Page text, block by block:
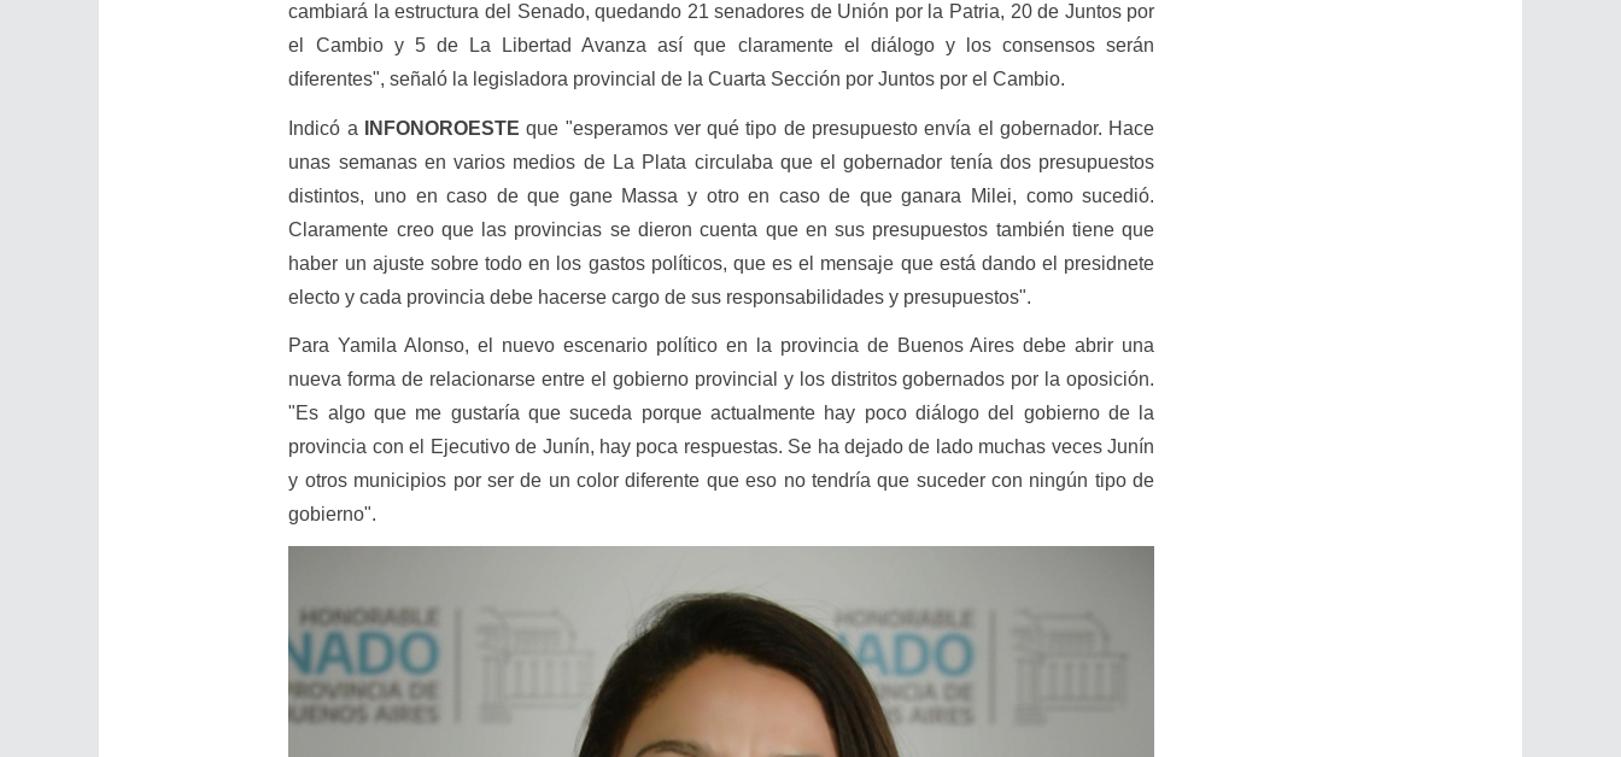
cambiará la estructura del Senado, quedando 21 senadores de Unión por la Patria, 20 de Juntos por
el Cambio y 5 de La Libertad Avanza así que claramente el diálogo y los consensos serán
diferentes", señaló la legisladora provincial de la Cuarta Sección por Juntos por el Cambio.
Indicó a INFONOROESTE que "esperamos ver qué tipo de presupuesto envía el gobernador. Hace
unas semanas en varios medios de La Plata circulaba que el gobernador tenía dos presupuestos
distintos, uno en caso de que gane Massa y otro en caso de que ganara Milei, como sucedió.
Claramente creo que las provincias se dieron cuenta que en sus presupuestos también tiene que
haber un ajuste sobre todo en los gastos políticos, que es el mensaje que está dando el presidnete
electo y cada provincia debe hacerse cargo de sus responsabilidades y presupuestos".
Para Yamila Alonso, el nuevo escenario político en la provincia de Buenos Aires debe abrir una
nueva forma de relacionarse entre el gobierno provincial y los distritos gobernados por la oposición.
"Es algo que me gustaría que suceda porque actualmente hay poco diálogo del gobierno de la
provincia con el Ejecutivo de Junín, hay poca respuestas. Se ha dejado de lado muchas veces Junín
y otros municipios por ser de un color diferente que eso no tendría que suceder con ningún tipo de
gobierno".